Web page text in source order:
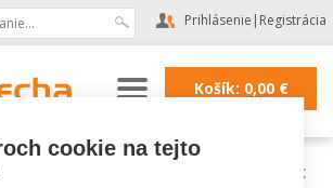
Prihlásenie | Registrácia
Košík: 0,00€
Strešné okná FAKRO, VELUX
cookie na tejto